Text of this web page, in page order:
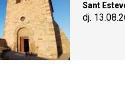
Sant
dj.